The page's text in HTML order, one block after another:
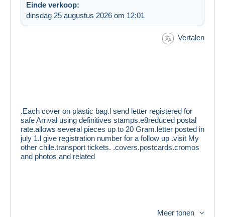
Einde verkoop:
dinsdag 25 augustus 2026 om 12:01
Vertalen
.Each cover on plastic bag.l send letter registered for
safe Arrival using definitives stamps.e8reduced postal
rate.allows several pieces up to 20 Gram.letter posted in
july 1.l give registration number for a follow up .visit My
other chile.transport tickets. .covers.postcards.cromos
and photos and related
Meer tonen